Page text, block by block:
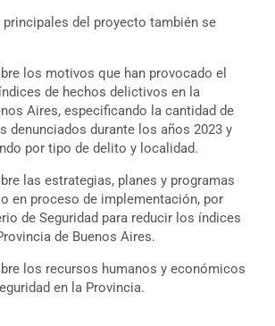
del proyecto también se
los motivos que han provocado el
de hechos delictivos en la
Aires, especificando la cantidad de
denunciados durante los años 2023 y
por tipo de delito y localidad.
las estrategias, planes y programas
en proceso de implementación, por
de Seguridad para reducir los índices
de Buenos Aires.
los recursos humanos y económicos
en la Provincia.